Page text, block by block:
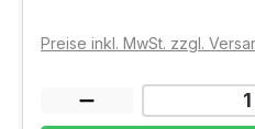
Preise inkl. MwSt. zzgl.